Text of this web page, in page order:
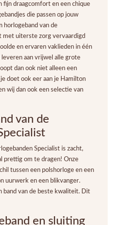
fijn draagcomfort en een chique
die passen op jouw
horlogeband van de
met uiterste zorg vervaardigd
en ervaren vaklieden in één
aan vrijwel alle grote
dan ook niet alleen een
doet ook eer aan je Hamilton
wij dan ook een selectie van
van de
Specialist is zacht,
prettig om te dragen! Onze
tussen een polshorloge en een
uurwerk en een blikvanger.
band van de beste kwaliteit. Dit
en sluiting